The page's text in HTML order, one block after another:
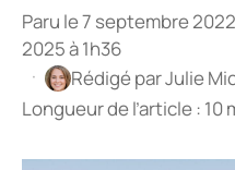
Paru le 7 septembre
2025 à 1h36
·
Rédigé parJulie
Longueur de l’article : 10